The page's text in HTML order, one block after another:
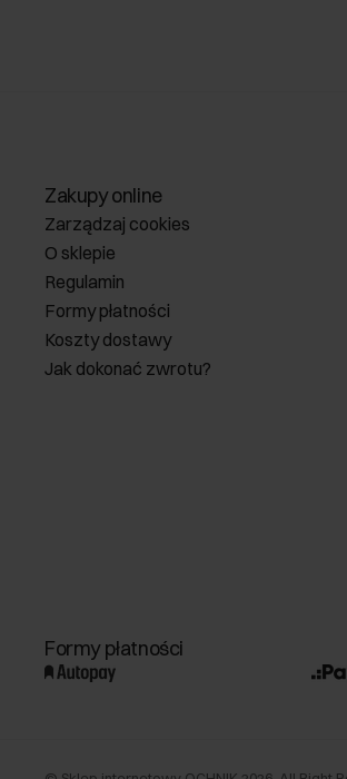
Zakupy online
Zarządzaj cookies
O sklepie
Regulamin
Formy płatności
Koszty dostawy
Jak dokonać zwrotu?
Formy płatności